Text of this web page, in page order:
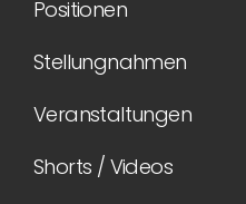
Positionen
Stellungnahmen
Veranstaltungen
Shorts / Videos